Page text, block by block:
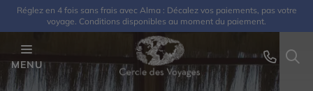
Réglez en 4 fois sans frais avec Alma : Décalez vos paiements, pas votre
voyage. Conditions disponibles au moment du paiement.
MENU